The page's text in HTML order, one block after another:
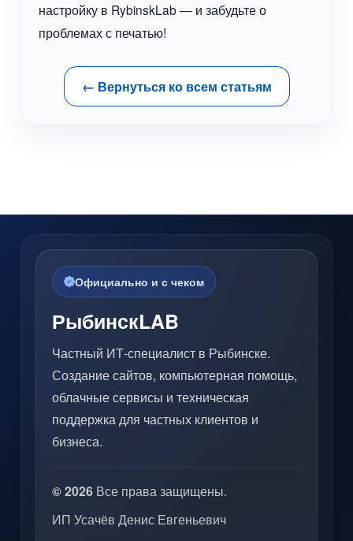
настройку в RybinskLab — и забудьте о
проблемах с печатью!
← Вернуться ко всем статьям
Официально и с чеком
РыбинскLAB
Частный ИТ-специалист в Рыбинске.
Создание сайтов, компьютерная помощь,
облачные сервисы и техническая
поддержка для частных клиентов и
бизнеса.
© 2026 Все права защищены.
ИП Усачёв Денис Евгеньевич